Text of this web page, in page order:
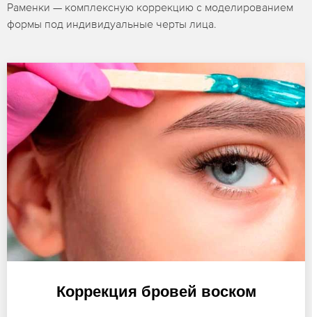
Раменки — комплексную коррекцию с моделированием
формы под индивидуальные черты лица.
Коррекция бровей воском